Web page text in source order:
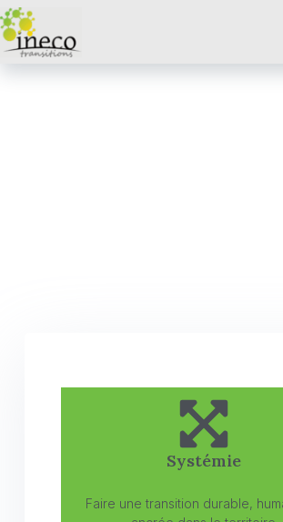
Systémie
Faire une transition durable,